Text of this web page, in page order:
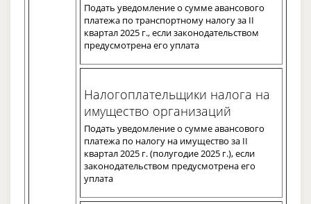
Подать уведомление о сумме авансового
платежа по транспортному налогу за II
квартал 2025 г., если законодательством
предусмотрена его уплата
Налогоплательщики налога на
имущество организаций
Подать уведомление о сумме авансового
платежа по налогу на имущество за II
квартал 2025 г. (полугодие 2025 г.), если
законодательством предусмотрена его
уплата